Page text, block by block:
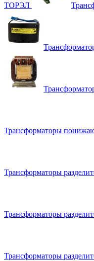
ТОРЭЛ
Трансформаторы
Трансформаторы
Трансформаторы
Трансформаторы